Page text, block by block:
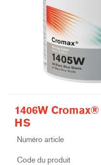
1406W
HS
Numéro article
Code du produit